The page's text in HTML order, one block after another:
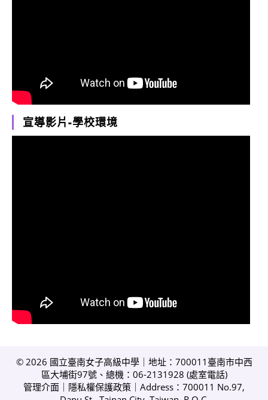
宣導影片-學校環境
© 2026 國立臺南女子高級中學｜地址：700011臺南市中西
區大埔街97號、總機：06-2131928 (處室電話)
管理介面
隱私權保護政策 ｜Address：700011 No.97,